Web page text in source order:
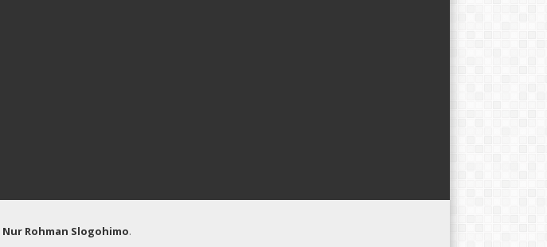
Nur Rohman Slogohimo.